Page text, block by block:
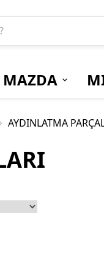
MAZDA
AYDINLATMA